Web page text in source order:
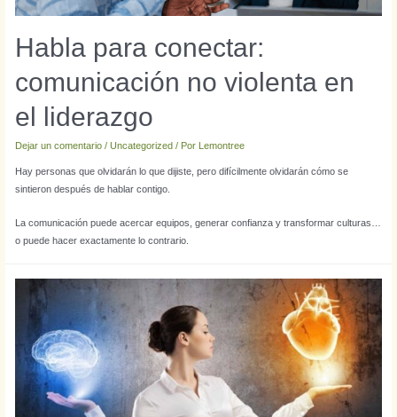
Habla para conectar:
comunicación no violenta en
el liderazgo
Dejar un comentario / Uncategorized / Por Lemontree
Hay personas que olvidarán lo que dijiste, pero difícilmente olvidarán cómo se
sintieron después de hablar contigo.
La comunicación puede acercar equipos, generar confianza y transformar culturas…
o puede hacer exactamente lo contrario.